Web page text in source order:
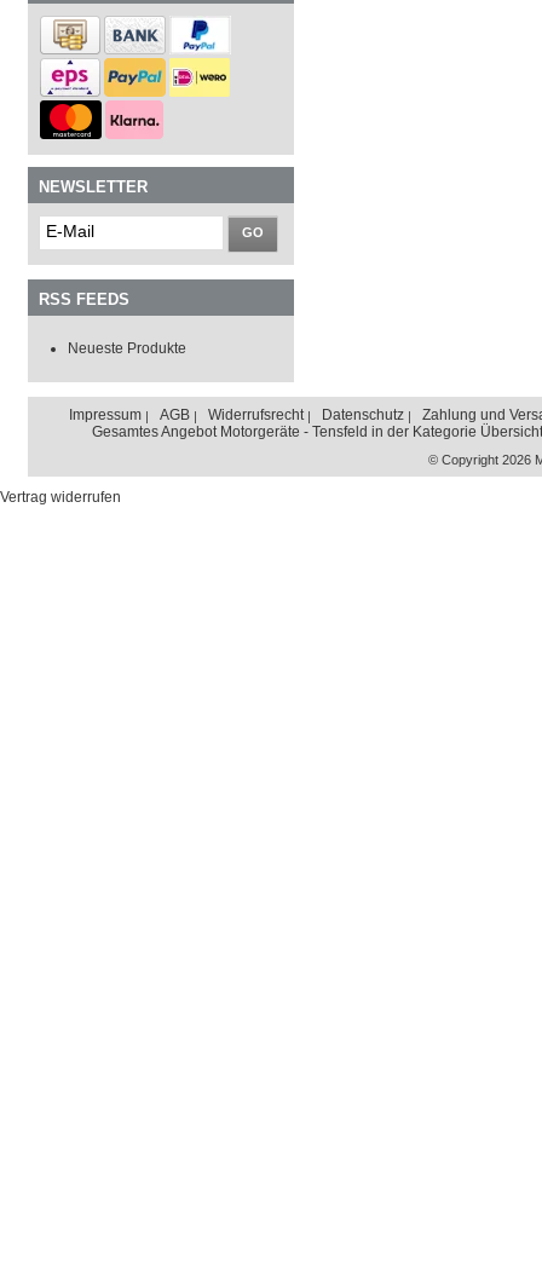
NEWSLETTER
GO
RSS FEEDS
Neueste Produkte
Impressum AGB Widerrufsrecht Datenschutz
Zahlung und
Gesamtes Angebot Motorgeräte - Tensfeld in der Kategorie Übersicht
© Copyright 2026
Vertrag widerrufen